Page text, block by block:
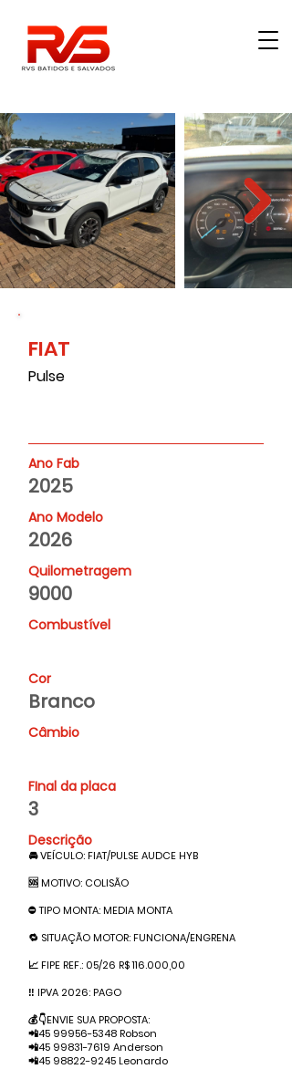
FIAT
9000
Pulse
Ano Fab
2025
Ano Modelo
2026
Quilometragem
9000
Combustível
Cor
Branco
Câmbio
FInal da placa
3
Descrição
🚘 VEÍCULO: FIAT/PULSE AUDCE HYB
🆘 MOTIVO: COLISÃO
⛔️ TIPO MONTA: MEDIA MONTA
🔁 SITUAÇÃO MOTOR: FUNCIONA/ENGRENA
📈 FIPE REF.: 05/26 R$ 116.000,00
‼️ IPVA 2026: PAGO
💰👇ENVIE SUA PROPOSTA:
📲45 99956-5348Robson
📲45 99831-7619 Anderson
📲45 98822-9245Leonardo